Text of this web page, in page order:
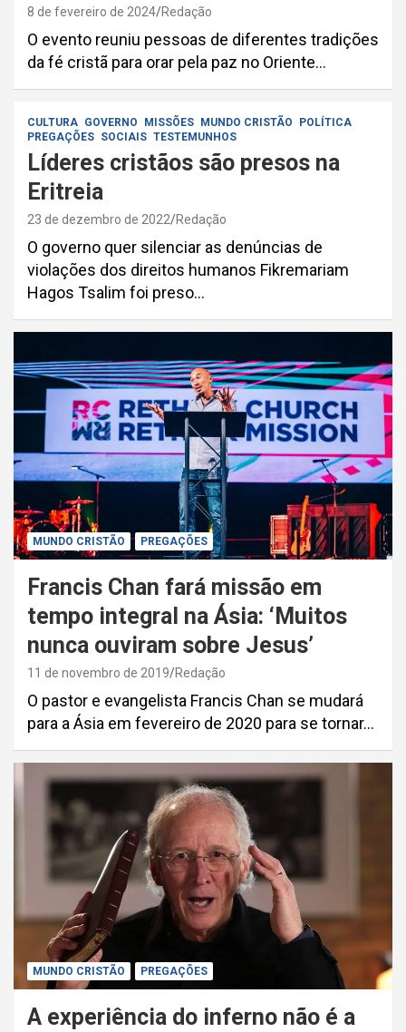
8 de fevereiro de 2024 Redação
O evento reuniu pessoas de diferentes tradições
da fé cristã para orar pela paz no Oriente…
CULTURA GOVERNO MISSÕES MUNDO CRISTÃO
POLÍTICA
PREGAÇÕES SOCIAIS TESTEMUNHOS
Líderes cristãos são presos na
Eritreia
23 de dezembro de 2022 Redação
O governo quer silenciar as denúncias de
violações dos direitos humanos Fikremariam
Hagos Tsalim foi preso…
MUNDO CRISTÃO PREGAÇÕES
Francis Chan fará missão em
tempo integral na Ásia: ‘Muitos
nunca ouviram sobre Jesus’
11 de novembro de 2019 Redação
O pastor e evangelista Francis Chan se mudará
para a Ásia em fevereiro de 2020 para se tornar…
MUNDO CRISTÃO PREGAÇÕES
A experiência do inferno não é a